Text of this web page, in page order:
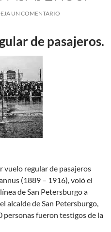
UN COMENTARIO
de pasajeros.
vuelo regular de pasajeros
(1889 – 1916), voló el
de San Petersburgo a
alcalde de San Petersburgo,
personas fueron testigos de la